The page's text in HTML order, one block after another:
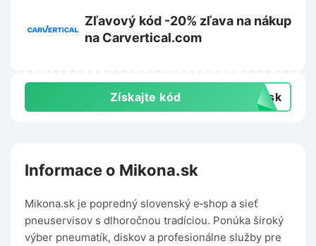
Zľavový kód -20% zľava na nákup
na Carvertical.com
Získajte kód dysk
Informace o Mikona.sk
Mikona.sk je popredný slovenský e‑shop a sieť
pneuservisov s dlhoročnou tradíciou. Ponúka široký
výber pneumatík, diskov a profesionálne služby pre